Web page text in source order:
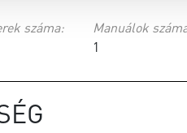
száma:
Manuálok
1